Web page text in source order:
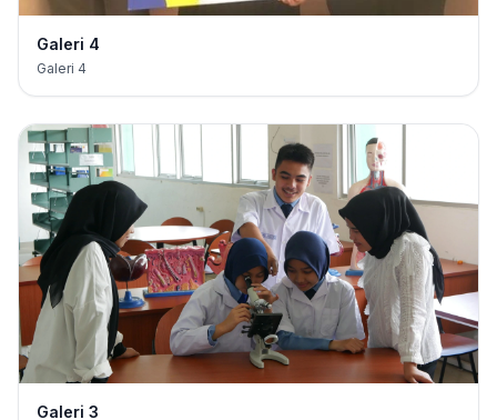
Galeri 4
Galeri 4
Galeri 3